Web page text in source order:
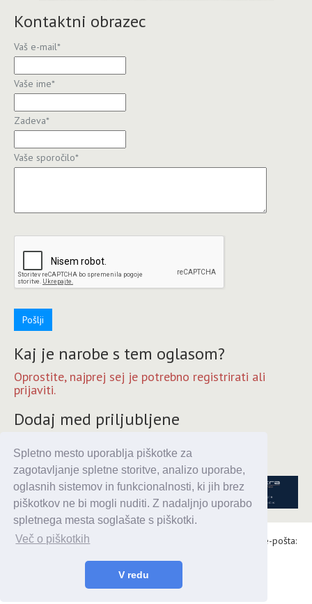
Spletno mesto uporablja piškotke za
zagotavljanje spletne storitve, analizo uporabe,
oglasnih sistemov in funkcionalnosti, ki jih brez
piškotkov ne bi mogli nuditi. Z nadaljnjo uporabo
spletnega mesta soglašate s piškotki.
Več o piškotkih
V redu
Kontaktni obrazec
Vaš e-mail*
Vaše ime*
Zadeva*
Vaše sporočilo*
Pošlji
Kaj je narobe s tem oglasom?
Oprostite, najprej sej je potrebno registrirati ali
prijaviti.
Dodaj med priljubljene
prijaviti.
Alaris d.o.o., Topniška 14, Ljubljana, Tel.: 031 303 086, e-pošta:
© 2026 enavtika